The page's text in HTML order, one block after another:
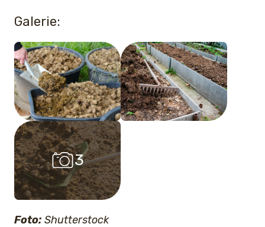
Galerie:
3
Foto: Shutterstock